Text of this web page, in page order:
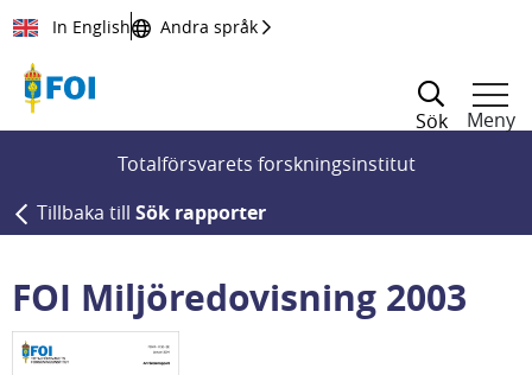
Till innehållet
In English Andra språk
Sök
Meny
Totalförsvarets forskningsinstitut
Tillbaka till Sök rapporter
FOI Miljöredovisning 2003